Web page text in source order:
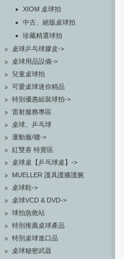
XIOM 桌球拍
中古、絕版桌球拍
珍藏精選球拍
桌球乒乓球膠皮->
桌球用品設備->
兒童桌球拍
可愛桌球迷你精品
特別優惠組裝球拍->
雷射服務專區
桌球、乒乓球
運動服/襪->
紅雙喜 特賣區
桌球桌【乒乓球桌】->
MUELLER 護具護膝護腕
桌球鞋->
桌球VCD & DVD->
球拍急救站
特別推薦桌球產品
特別桌球進口品
桌球秘密武器